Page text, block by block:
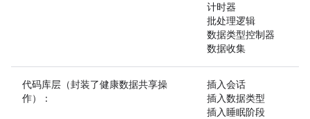
计时器
批处理逻辑
数据类型控制器
数据收集
代码库层（封装了健康数据共享操
作）：
插入会话
插入数据类型
插入睡眠阶段